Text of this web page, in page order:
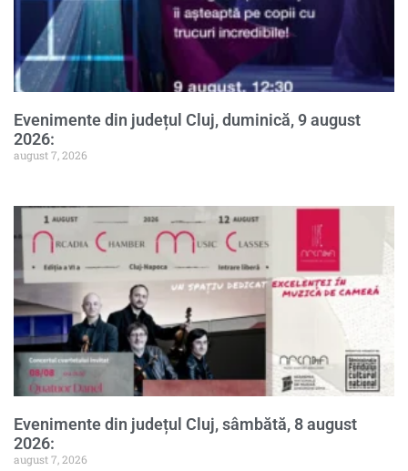
Evenimente din județul Cluj, duminică, 9 august
2026:
august 7, 2026
Evenimente din județul Cluj, sâmbătă, 8 august
2026:
august 7, 2026